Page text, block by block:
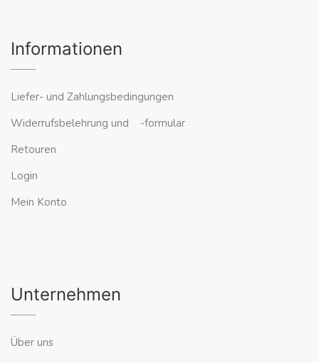
Informationen
Liefer- und Zahlungsbedingungen
Widerrufsbelehrung und -formular
Retouren
Login
Mein Konto
Unternehmen
Über uns